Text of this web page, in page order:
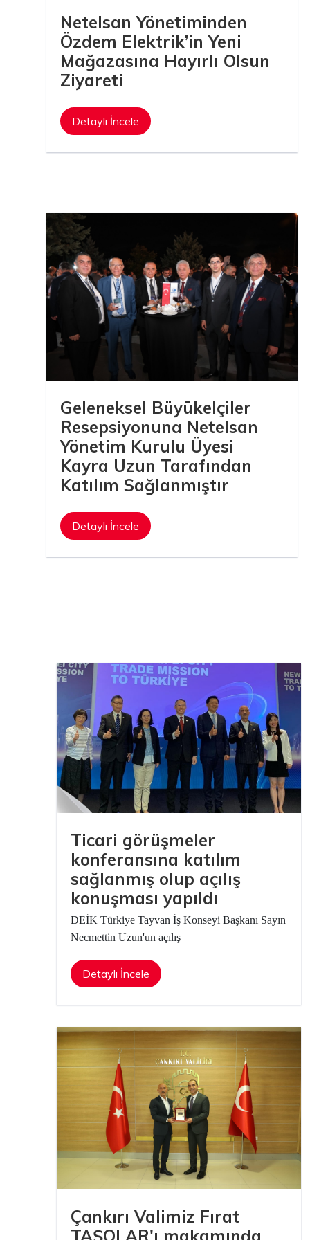
Netelsan Yönetiminden
Özdem Elektrik’in Yeni
Mağazasına Hayırlı Olsun
Ziyareti
Detaylı İncele
Geleneksel Büyükelçiler
Resepsiyonuna Netelsan
Yönetim Kurulu Üyesi
Kayra Uzun Tarafından
Katılım Sağlanmıştır
Detaylı İncele
Ticari görüşmeler
konferansına katılım
sağlanmış olup açılış
konuşması yapıldı
DEİK Türkiye Tayvan İş Konseyi Başkanı Sayın
Necmettin Uzun'un açılış
Detaylı İncele
Çankırı Valimiz Fırat